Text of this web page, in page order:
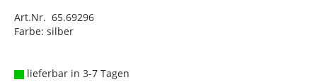
Art.Nr. 65.69296
Farbe: silber
lieferbar in 3-7 Tagen